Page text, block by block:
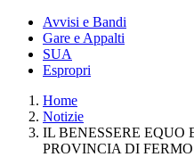
Avvisi e Bandi
Gare e Appalti
SUA
Espropri
Home
Notizie
IL BENESSERE EQUO
PROVINCIA DI FERMO